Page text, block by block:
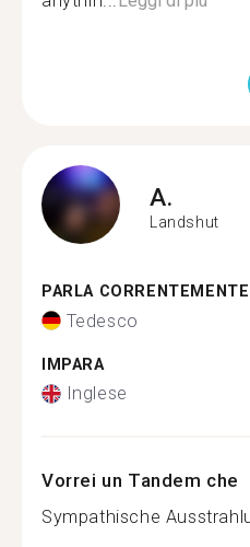
A.
Landshut
PARLA CORRENTEMENTE
Tedesco
IMPARA
Inglese
Vorrei un Tandem che
Sympathische